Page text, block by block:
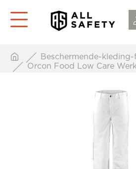
Beschermende-
Orcon Food Low Care